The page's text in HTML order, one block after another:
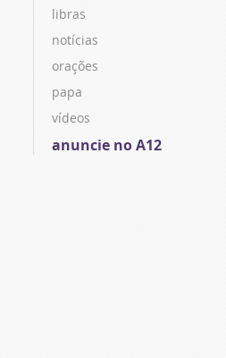
libras
notícias
orações
papa
vídeos
anuncie no A12